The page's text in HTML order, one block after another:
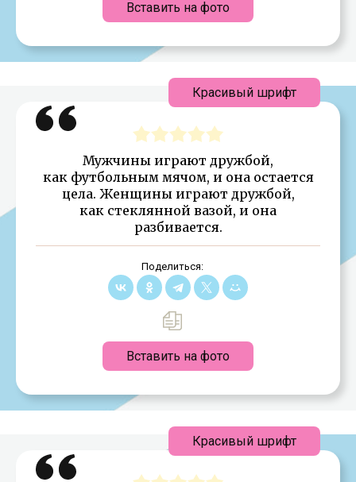
Вставить на фото
Мужчины играют дружбой,
как футбольным мячом, и она остается
цела. Женщины играют дружбой,
как стеклянной вазой, и она
разбивается.
Поделиться:
Вставить на фото
Красивый шрифт
Красивый шрифт